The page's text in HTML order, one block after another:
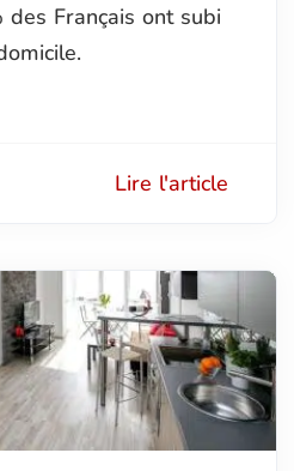
des Français ont subi
Lire l'article